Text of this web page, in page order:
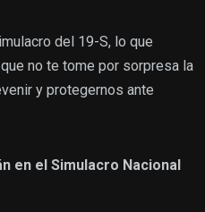
del 19-S, lo que
no te tome por sorpresa la
y protegernos ante
en el Simulacro Nacional